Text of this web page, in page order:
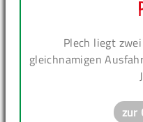
Plech liegt
gleichnamigen
zur